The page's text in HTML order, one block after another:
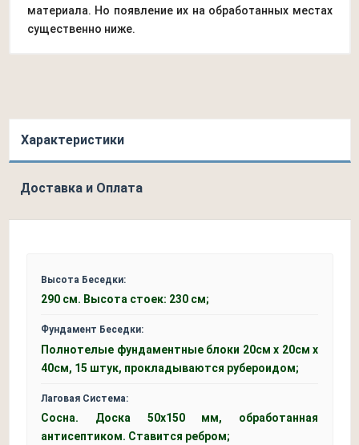
материала. Но появление их на обработанных местах
существенно ниже.
Характеристики
Доставка и Оплата
Высота Беседки:
290 см. Высота стоек: 230 см;
Фундамент Беседки:
Полнотелые фундаментные блоки 20см x 20см x
40см, 15 штук, прокладываются рубероидом;
Лаговая Система:
Сосна. Доска 50x150 мм, обработанная
антисептиком. Ставится ребром;